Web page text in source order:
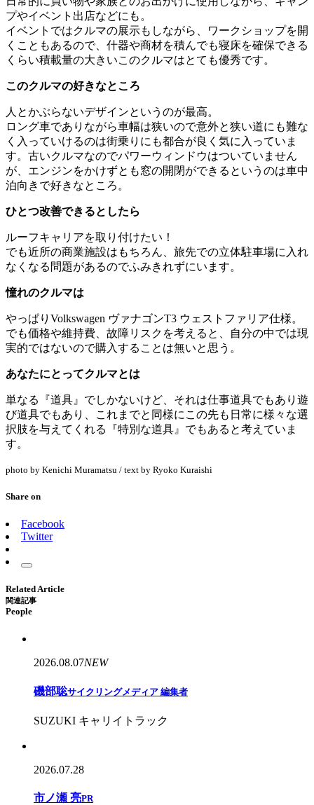
プやイベント出店などにも。
イベントではクルマの展示もしながら、ワークショップを開
くこともあるので、什器や商材を積んでも寝床を確保できる
くらい積載量の大きいこのクルマはとても優秀です。
このクルマの好きなところ
人とかぶらないデザインというのが最高。
ロング車でありながら車幅は狭いので意外と狭い道にも難な
く入っていけるのは街乗りにも都合が良く気に入っていま
す。古いクルマなのでパワーウィンドウはついていません
が、エンジンをかけずとも窓の開閉ができるというのは車中
泊向きで好きなところ。
ひとつ改善できるとしたら
ルーフキャリアを取り付けたい！
でも近所の商業施設はもちろん、旅先での立体駐車場に入れ
なくなる問題があるのでふみきれずにいます。
憧れのクルマは
やっぱりVolkswagen ヴァナゴンT3 ウェストファリア仕様。
でも価格や維持費、故障リスクを考えると、自分の中では現
実的ではないので購入することは無いと思う。
あなたにとってクルマとは
単なる『道具』でしかないけど、それは仕事道具でもあり遊
び道具でもあり、これまでと同様にこの先も日常に様々な選
択肢を与えてくれる『特別な道具』でもあると考えていま
す。
photo by Kenichi Muramatsu / text by Ryoko Kuraishi
Share on
Facebook
Twitter
Related Article
関連記事
People
2026.08.07NEW
磯部聡サイクリングメディア 編集者
SUZUKI キャリイトラック
2026.07.28
市ノ瀬 亮PR